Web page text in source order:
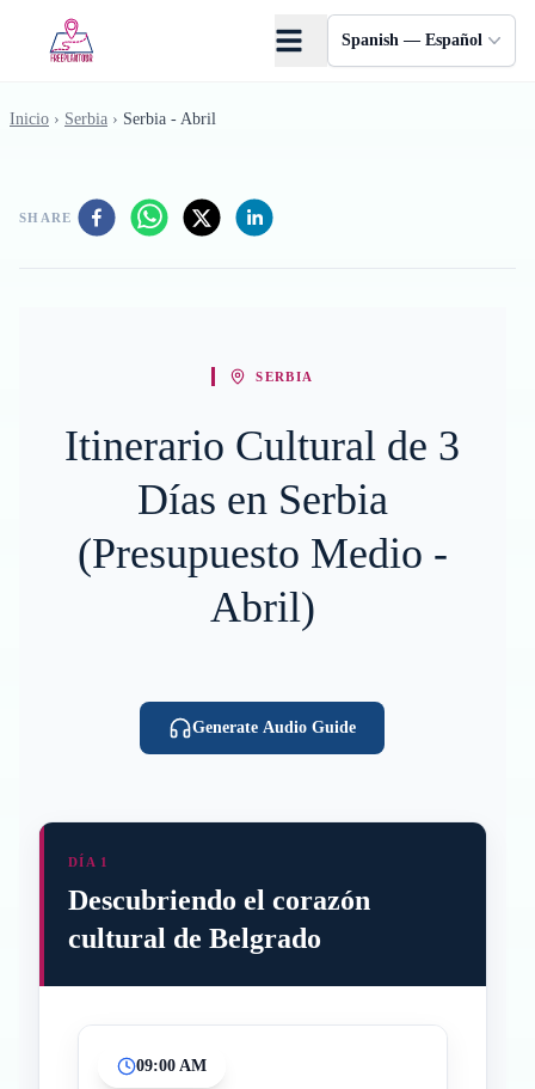
Spanish — Español
Inicio › Serbia › Serbia - Abril
SHARE
SERBIA
Itinerario Cultural de 3
Días en Serbia
(Presupuesto Medio -
Abril)
Generate Audio Guide
DÍA 1
Descubriendo el corazón
cultural de Belgrado
09:00 AM